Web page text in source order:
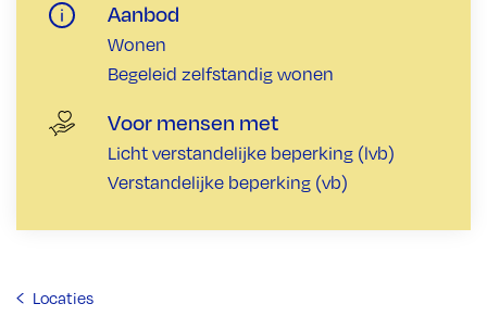
Aanbod
Wonen
Begeleid zelfstandig wonen
Voor mensen met
Licht verstandelijke beperking (lvb)
Verstandelijke beperking (vb)
Locaties